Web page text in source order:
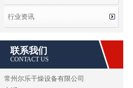
行业资讯
联系我们
CONTACT US
常州尔乐干燥设备有限公司